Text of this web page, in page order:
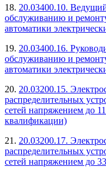
18. 20.03400.10.
обслуживанию и
автоматики
19. 20.03400.16.
обслуживанию и
автоматики
20. 20.03200.15.
распределительных
сетей напряжением до
квалификации)
21. 20.03200.17.
распределительных
сетей напряжением до